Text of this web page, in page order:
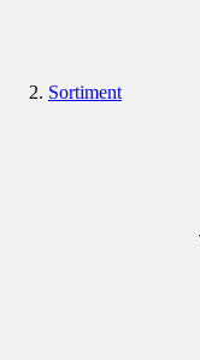
Sortiment